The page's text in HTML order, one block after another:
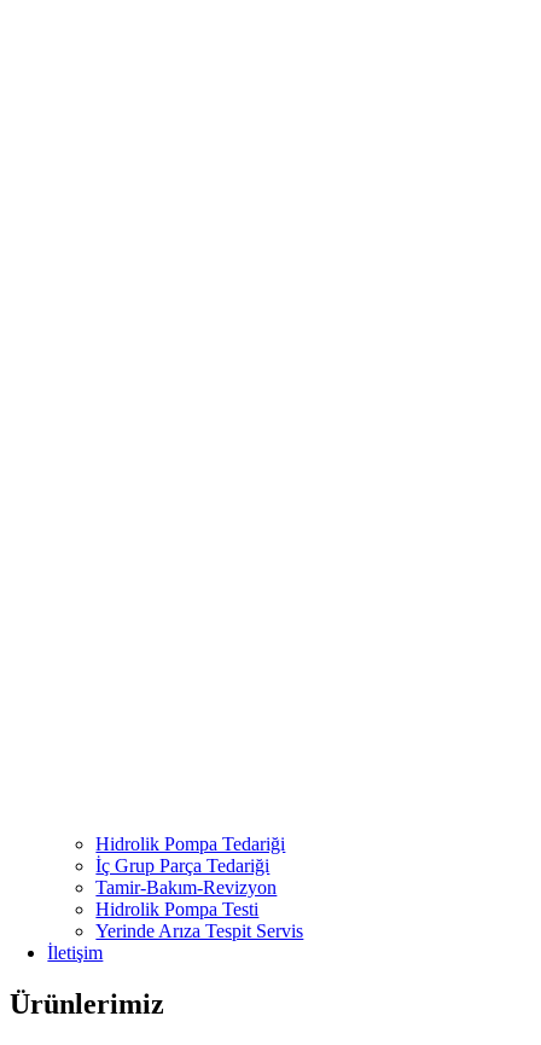
Hidrolik Pompa Tedariği
İç Grup Parça Tedariği
Tamir-Bakım-Revizyon
Hidrolik Pompa Testi
Yerinde Arıza Tespit Servis
İletişim
Ürünlerimiz